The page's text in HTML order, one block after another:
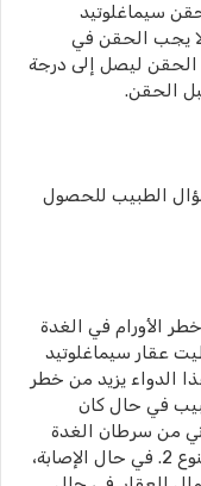
سيماغلوتيد
يجب الحقن في
ليصل إلى درجة
الحقن.
الطبيب للحصول
الأورام في الغدة
عقار سيماغلوتيد
الدواء يزيد من خطر
في حال كان
من سرطان الغدة
الدرقية أو تكون الورم الصماوي المتعدد النوع 2. في حال الإصابة،